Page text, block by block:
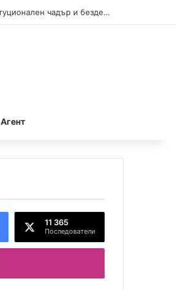
Кой прикрива нарушенията при туристическите влакчета в Бургас? Сигнал поставя въпроси за институционален чадър и бездействие на контролните органи.
Агент
11 365
Последователи